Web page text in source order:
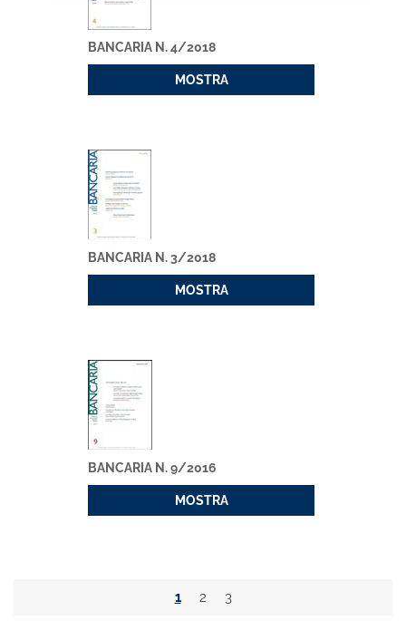
BANCARIA N. 4/2018
MOSTRA
BANCARIA N. 3/2018
MOSTRA
BANCARIA N. 9/2016
MOSTRA
1 2 3